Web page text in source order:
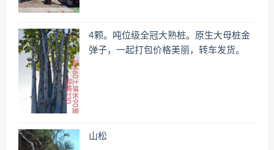
4颗。吨位级全冠大熟桩。原生大母桩金
弹子，一起打包价格美丽，转车发货。
山松